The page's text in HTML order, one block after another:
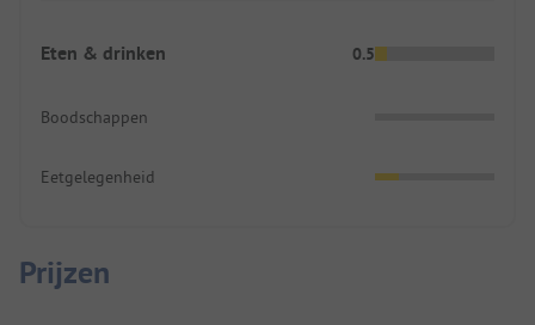
Eten & drinken 0.5
Boodschappen
Eetgelegenheid
Prijzen